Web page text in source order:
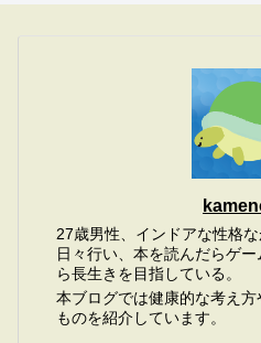
27歳男性、インドアな性格
日々行い、本を読んだらゲ
ら長生きを目指している。
本ブログでは健康的な考え
ものを紹介しています。